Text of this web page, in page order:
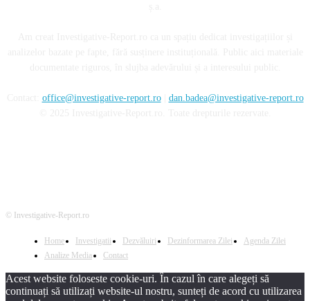
office@investigative-report.ro| dan.badea@investigative-report.ro
© Investigative-Report.ro
Home Investigatii Dezvăluiri Dezinformarea Zilei
Agenda Zilei
Analize Media
Contact
Acest website foloseste cookie-uri. În cazul în care alegeți să
continuați să utilizați website-ul nostru, sunteți de acord cu utilizarea